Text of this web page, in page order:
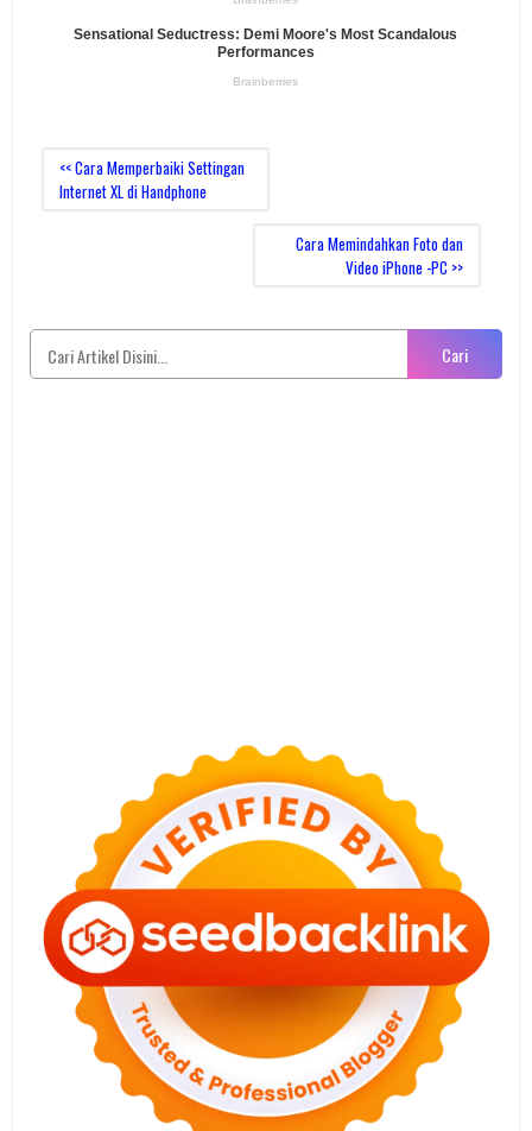
<< Cara Memperbaiki Settingan
Internet XL di Handphone
Cara Memindahkan Foto dan
Video iPhone -PC >>
Cari